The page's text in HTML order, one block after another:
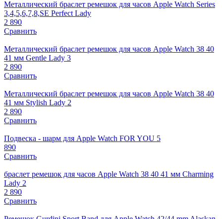
Металлический браслет ремешок для часов Apple Watch Series
3,4,5,6,7,8,SE Perfect Lady
2 890
Сравнить
Металлический браслет ремешок для часов Apple Watch 38 40
41 мм Gentle Lady 3
2 890
Сравнить
Металлический браслет ремешок для часов Apple Watch 38 40
41 мм Stylish Lady 2
2 890
Сравнить
Подвеска - шарм для Apple Watch FOR YOU 5
890
Сравнить
браслет ремешок для часов Apple Watch 38 40 41 мм Сharming
Lady 2
2 890
Сравнить